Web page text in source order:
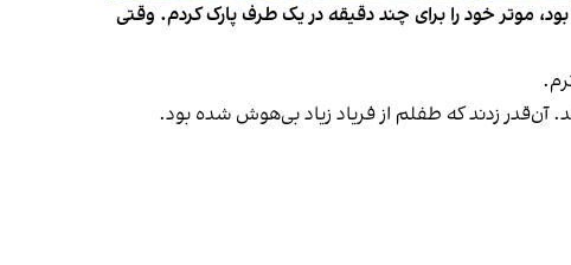
موتر خود را برای چند دقیقه در یک طرف پارک کردم. وقتی
زدند که طفلم از فریاد زیاد بی‌هوش شده بود.